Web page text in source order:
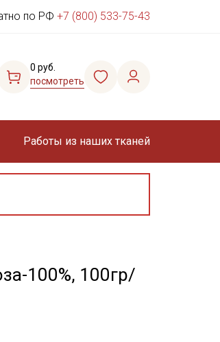
по РФ +7 (800) 533-75-43
0 руб.
посмотреть
Работы из наших тканей
100%, 100гр/